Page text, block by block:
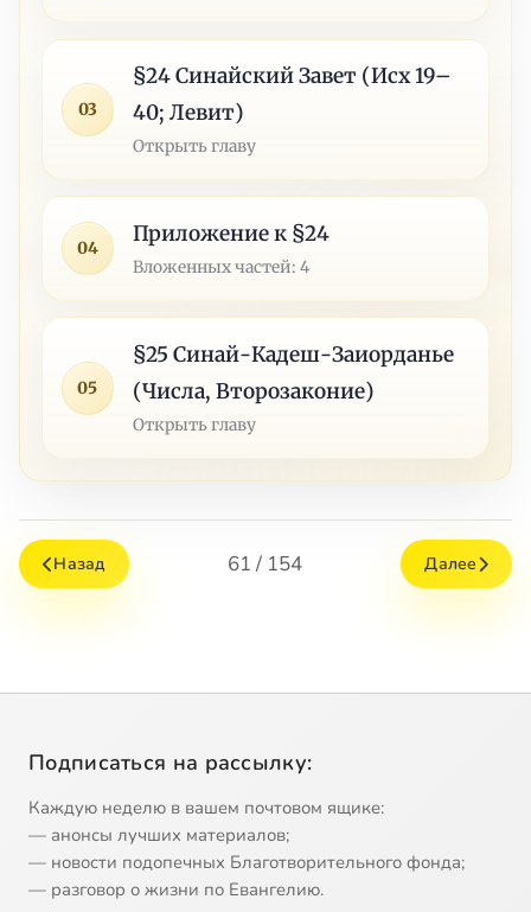
03
§24 Синайский Завет (Исх 19–
40; Левит)
Открыть главу
04
Приложение к §24
Вложенных частей: 4
05
§25 Синай-Кадеш-Заиорданье
(Числа, Второзаконие)
Открыть главу
Назад 61 / 154 Далее
Подписаться на рассылку:
Каждую неделю в вашем почтовом ящике:
— анонсы лучших материалов;
— новости подопечных Благотворительного фонда;
— разговор о жизни по Евангелию.